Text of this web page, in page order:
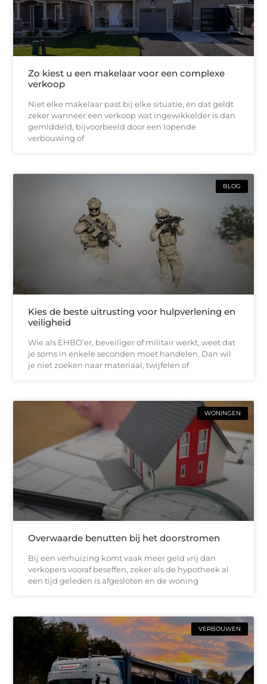
Zo kiest u een makelaar voor een complexe
verkoop
Niet elke makelaar past bij elke situatie, en dat geldt
zeker wanneer een verkoop wat ingewikkelder is dan
gemiddeld, bijvoorbeeld door een lopende
verbouwing of
BLOG
Kies de beste uitrusting voor hulpverlening en
veiligheid
Wie als EHBO’er, beveiliger of militair werkt, weet dat
je soms in enkele seconden moet handelen. Dan wil
je niet zoeken naar materiaal, twijfelen of
WONINGEN
Overwaarde benutten bij het doorstromen
Bij een verhuizing komt vaak meer geld vrij dan
verkopers vooraf beseffen, zeker als de hypotheek al
een tijd geleden is afgesloten en de woning
VERBOUWEN